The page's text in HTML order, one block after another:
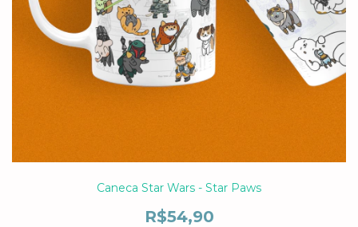
Caneca Star Wars - Star Paws
R$54,90